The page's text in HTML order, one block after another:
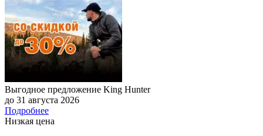
Выгодное предложение King Hunter
до 31 августа 2026
Подробнее
Низкая цена